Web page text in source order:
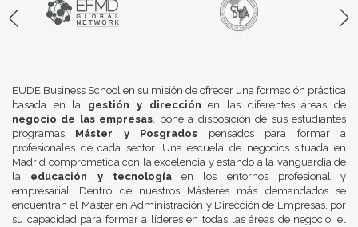
EUDE Business School en su misión de ofrecer una formación práctica
basada en la gestión y dirección en las diferentes áreas de
negocio de las empresas, pone a disposición de sus estudiantes
programas Máster y Posgrados pensados para formar a
profesionales de cada sector. Una escuela de negocios situada en
Madrid comprometida con la excelencia y estando a la vanguardia de
la educación y tecnologíaen los entornos profesional y
empresarial. Dentro de nuestros Másteres más demandados se
encuentran el Máster en Administración y Dirección de Empresas, por
su capacidad para formar a líderes en todas las áreas de negocio, el